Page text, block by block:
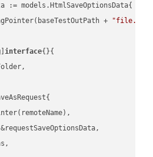
:= models.HtmlSaveOptionsData{
+
]interface{}{